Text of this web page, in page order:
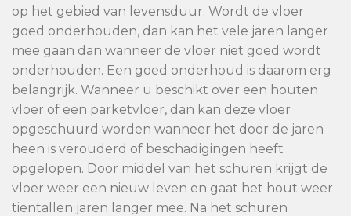
op het gebied van levensduur. Wordt de vloer
goed onderhouden, dan kan het vele jaren langer
mee gaan dan wanneer de vloer niet goed wordt
onderhouden. Een goed onderhoud is daarom erg
belangrijk. Wanneer u beschikt over een houten
vloer of een parketvloer, dan kan deze vloer
opgeschuurd worden wanneer het door de jaren
heen is verouderd of beschadigingen heeft
opgelopen. Door middel van het schuren krijgt de
vloer weer een nieuw leven en gaat het hout weer
tientallen jaren langer mee. Na het schuren